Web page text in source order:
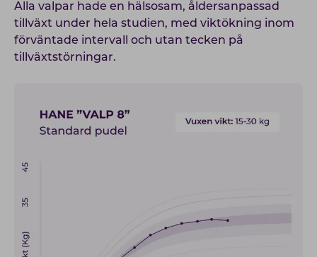
Alla valpar hade en hälsosam, åldersanpassad
tillväxt under hela studien, med viktökning inom
förväntade intervall och utan tecken på
tillväxtstörningar.